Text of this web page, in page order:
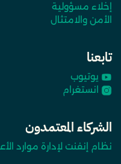
إخلاء مسؤولية
الأمن والامتثال
تابعنا
يوتيوب
انستغرام
الشركاء المعتمدون
نظام إنفنت لإدارة موارد